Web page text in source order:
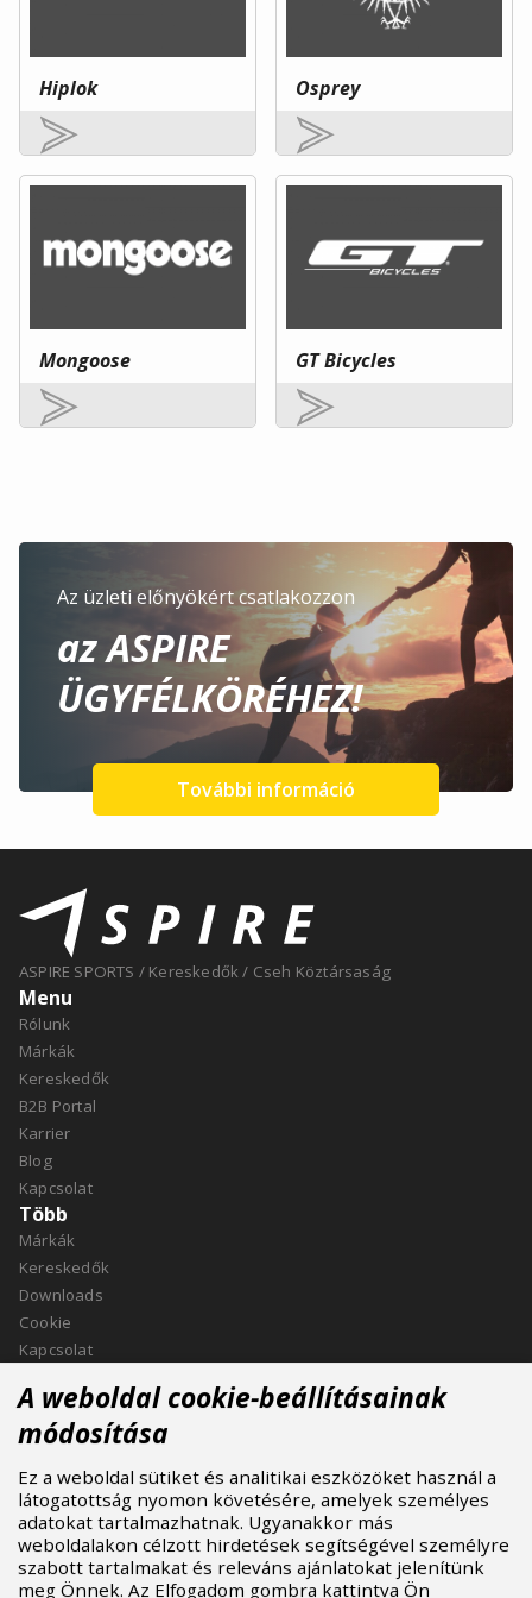
Hiplok Osprey
Mongoose GT Bicycles
Az üzleti előnyökért csatlakozzon
az ASPIRE
ÜGYFÉLKÖRÉHEZ!
További információ
ASPIRE SPORTS / Kereskedők/ Cseh Köztársaság
Menu
Rólunk
Márkák
Kereskedők
B2B Portal
Karrier
Blog
Kapcsolat
Több
Márkák
Kereskedők
Downloads
Cookie
Kapcsolat
ASPIRE SPORTS, s.r.o.
Jinačovice 514, 664 34 Kuřim
+420 532 199 550
aspire@aspire.eu
A weboldal cookie-beállításainak
módosítása
Ez a weboldal sütiket és analitikai eszközöket használ a
látogatottság nyomon követésére, amelyek személyes
adatokat tartalmazhatnak. Ugyanakkor más
weboldalakon célzott hirdetések segítségével személyre
szabott tartalmakat és releváns ajánlatokat jelenítünk
meg Önnek. Az Elfogadom gombra kattintva Ön